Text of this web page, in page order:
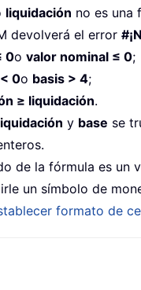
liquidación no es una
devolverá el error
0o valor nominal ≤ 0;
0o basis > 4;
≥ liquidación.
y base se
de la fórmula es un
un símbolo de
formato de